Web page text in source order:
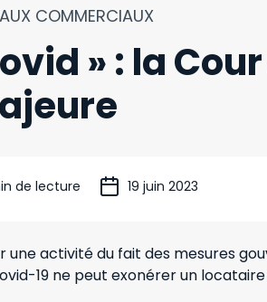
COMMERCIAUX
» : la
de lecture 19 juin 2023
une activité du fait des mesures
19 ne peut exonérer un